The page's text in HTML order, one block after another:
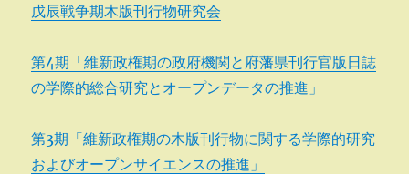
戊辰戦争期木版刊行物研究会
第4期「維新政権期の政府機関と府藩県刊行官版日誌
の学際的総合研究とオープンデータの推進」
第3期「維新政権期の木版刊行物に関する学際的研究
およびオープンサイエンスの推進」